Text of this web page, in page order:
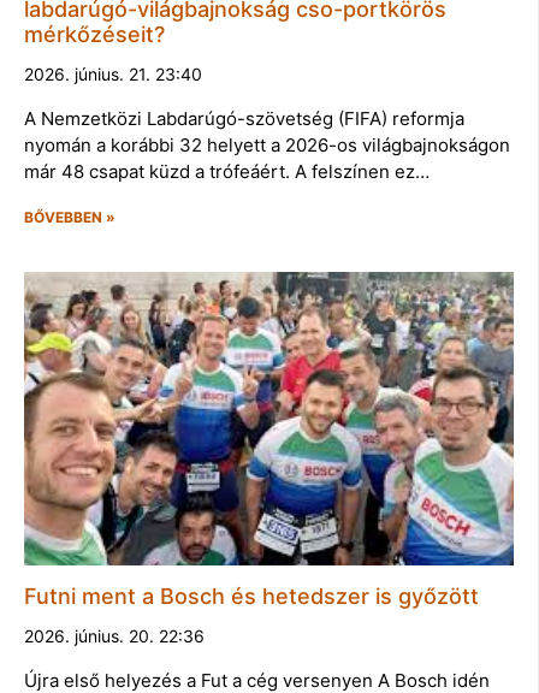
labdarúgó-világbajnokság cso-portkörös
mérkőzéseit?
2026. június. 21. 23:40
A Nemzetközi Labdarúgó-szövetség (FIFA) reformja
nyomán a korábbi 32 helyett a 2026-os világbajnokságon
már 48 csapat küzd a trófeáért. A felszínen ez…
BŐVEBBEN »
Futni ment a Bosch és hetedszer is győzött
2026. június. 20. 22:36
Újra első helyezés a Fut a cég versenyen A Bosch idén